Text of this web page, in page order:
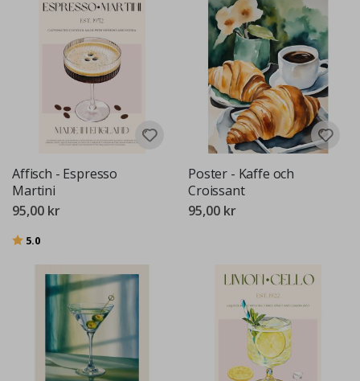
Affisch - Espresso
Martini
95,00 kr
Betyg:
5.0
Poster - Kaffe och
Croissant
95,00 kr